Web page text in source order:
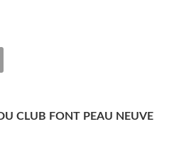
CLUB FONT PEAU NEUVE